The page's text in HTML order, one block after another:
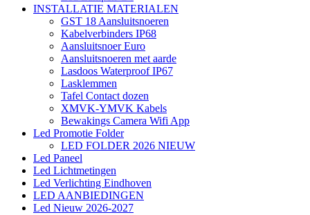
INSTALLATIE MATERIALEN
GST 18 Aansluitsnoeren
Kabelverbinders IP68
Aansluitsnoer Euro
Aansluitsnoeren met aarde
Lasdoos Waterproof IP67
Lasklemmen
Tafel Contact dozen
XMVK-YMVK Kabels
Bewakings Camera Wifi App
Led Promotie Folder
LED FOLDER 2026 NIEUW
Led Paneel
Led Lichtmetingen
Led Verlichting Eindhoven
LED AANBIEDINGEN
Led Nieuw 2026-2027